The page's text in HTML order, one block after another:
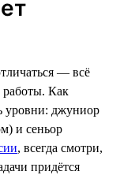
— всё
работы. Как
уровни: джуниор
и сеньор
, всегда смотри,
придётся